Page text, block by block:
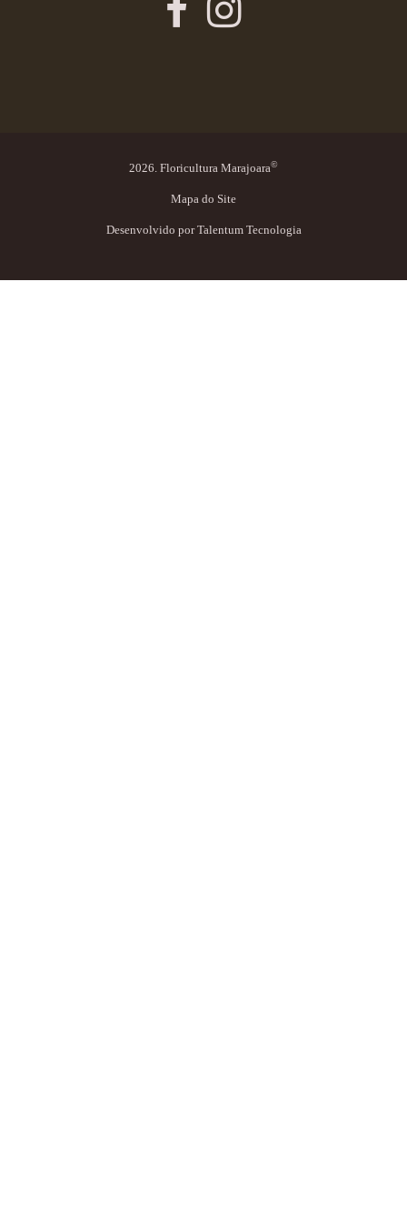
2026. Floricultura Marajoara©
Mapa do Site
Desenvolvido porTalentum Tecnologia